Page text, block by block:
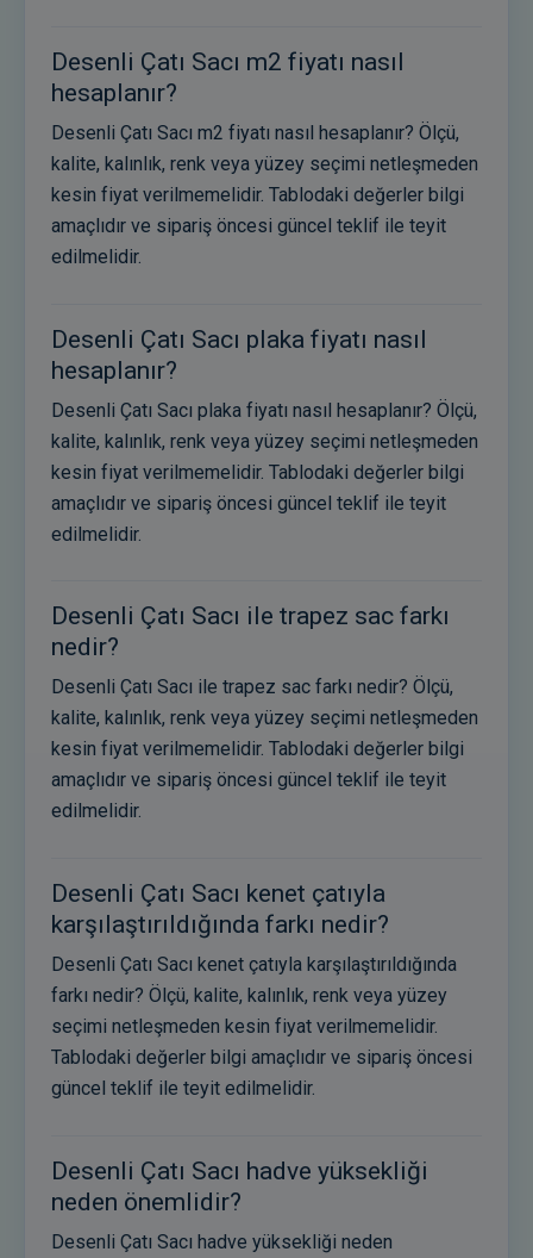
Desenli Çatı Sacı m2 fiyatı nasıl
hesaplanır?
Desenli Çatı Sacı m2 fiyatı nasıl hesaplanır? Ölçü,
kalite, kalınlık, renk veya yüzey seçimi netleşmeden
kesin fiyat verilmemelidir. Tablodaki değerler bilgi
amaçlıdır ve sipariş öncesi güncel teklif ile teyit
edilmelidir.
Desenli Çatı Sacı plaka fiyatı nasıl
hesaplanır?
Desenli Çatı Sacı plaka fiyatı nasıl hesaplanır? Ölçü,
kalite, kalınlık, renk veya yüzey seçimi netleşmeden
kesin fiyat verilmemelidir. Tablodaki değerler bilgi
amaçlıdır ve sipariş öncesi güncel teklif ile teyit
edilmelidir.
Desenli Çatı Sacı ile trapez sac farkı
nedir?
Desenli Çatı Sacı ile trapez sac farkı nedir? Ölçü,
kalite, kalınlık, renk veya yüzey seçimi netleşmeden
kesin fiyat verilmemelidir. Tablodaki değerler bilgi
amaçlıdır ve sipariş öncesi güncel teklif ile teyit
edilmelidir.
Desenli Çatı Sacı kenet çatıyla
karşılaştırıldığında farkı nedir?
Desenli Çatı Sacı kenet çatıyla karşılaştırıldığında
farkı nedir? Ölçü, kalite, kalınlık, renk veya yüzey
seçimi netleşmeden kesin fiyat verilmemelidir.
Tablodaki değerler bilgi amaçlıdır ve sipariş öncesi
güncel teklif ile teyit edilmelidir.
Desenli Çatı Sacı hadve yüksekliği
neden önemlidir?
Desenli Çatı Sacı hadve yüksekliği neden